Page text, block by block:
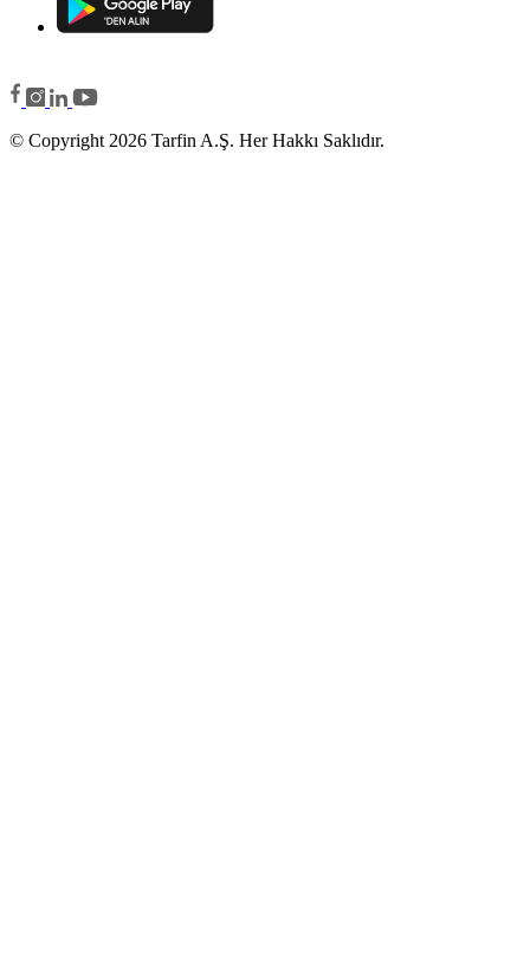
© Copyright 2026 Tarfin A.Ş. Her Hakkı Saklıdır.